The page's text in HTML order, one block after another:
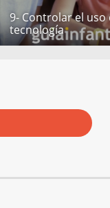
9- Controlar el uso
tecnología